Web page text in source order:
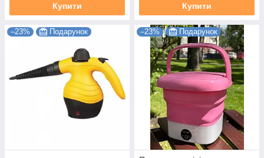
Купити Купити
–23% Подарунок –23% Подарунок